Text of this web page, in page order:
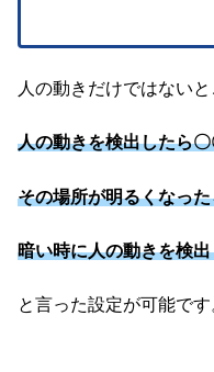
人の動きだけではない
人の動きを検出したら
その場所が明るくなっ
暗い時に人の動きを検
と言った設定が可能です